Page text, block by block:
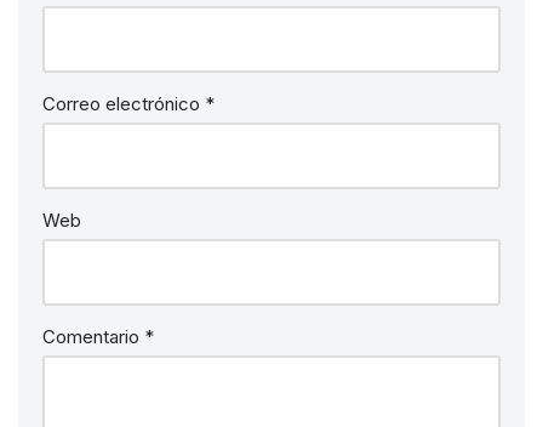
Correo electrónico *
Web
Comentario *